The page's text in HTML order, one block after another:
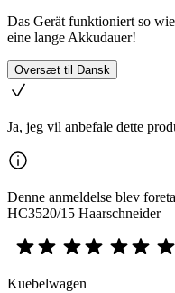
Das Gerät funktioniert so
eine lange Akkudauer!
Oversæt til Dansk
Ja, jeg vil anbefale dette
Denne anmeldelse blev
HC3520/15 Haarschneider
Kuebelwagen